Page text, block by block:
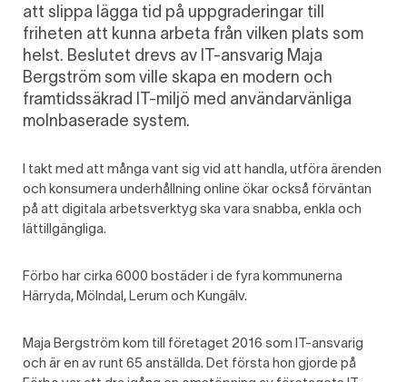
att slippa lägga tid på uppgraderingar till
friheten att kunna arbeta från vilken plats som
helst. Beslutet drevs av IT-ansvarig Maja
Bergström som ville skapa en modern och
framtidssäkrad IT-miljö med användarvänliga
molnbaserade system.
I takt med att många vant sig vid att handla, utföra ärenden
och konsumera underhållning online ökar också förväntan
på att digitala arbetsverktyg ska vara snabba, enkla och
lättillgängliga.
Förbo har cirka 6000 bostäder i de fyra kommunerna
Härryda, Mölndal, Lerum och Kungälv.
Maja Bergström kom till företaget 2016 som IT-ansvarig
och är en av runt 65 anställda. Det första hon gjorde på